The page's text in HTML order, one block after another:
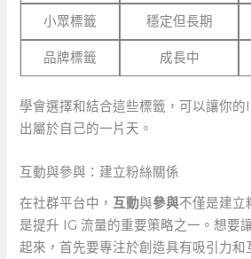
小眾標籤 穩定但長期
品牌標籤 成長中
學會選擇和結合這些標籤，可以讓你的
出屬於自己的一片天。
互動與參與：建立粉絲關係
在社群平台中， 互動與參與不僅是建立
是提升⁢ IG 流量的重要策略之一。想要
起來，首先要專注於創造具有吸引力和